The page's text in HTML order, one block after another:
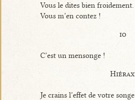
Vous le dites bien froidement.
Vous m’en contez !
io
C’est un mensonge !
Hiérax
Je crains l’effet de votre